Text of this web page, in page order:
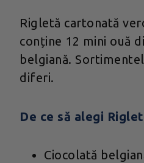
Rigletă cartonată
conține 12 mini ouă
belgiană.
diferi.
De ce să alegi
Ciocolată